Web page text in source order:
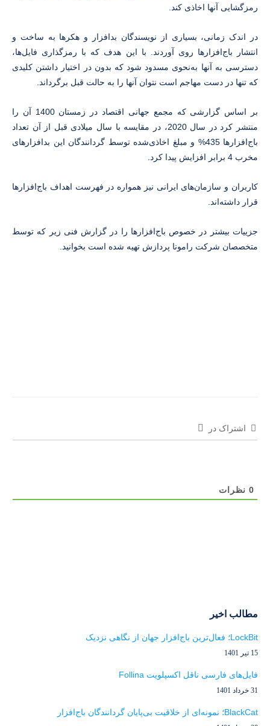
رمزگشایی آنها اخاذی کند.
در اندک زمانی، بسیاری از نویسندگان بدافزار و هکرها به ساخت و
انتشار باج‌افزارها روی آوردند. با این هدف که با رمزگذاری فایل‌ها،
دسترسی به آنها به‌نحوی مسدود شود که بدون در اختیار داشتن کلیدی
که تنها در دست مهاجم است نتوان آنها را به حالت قبل برگرداند.
بر اساس گزارشی که مجمع جهانی اقتصاد در زمستان 1400 آن را
منتشر کرد در سال 2020، در مقایسه با سال میلادی قبل از آن تعداد
باج‌افزارها 435% و مبلغ اخاذی‌شده توسط گردانندگان این بدافزارهای
مخرب 4 برابر افزایش پیدا کرد.
کاربران و سازمان‌های ایرانی نیز همواره در فهرست اهداف باج‌افزارها
قرار داشته‌اند.
جزییات بیشتر در خصوص باج‌افزارها را در گزارش فنی زیر که توسط
متخصصان شرکت رامونا پردازش تهیه شده است بخوانید.
اشتراک در
0 نظرات
مطالب اخیر
LockBit؛ فعال‌ترین باج‌افزار جهان از نگاهی نزدیک
15 تیر 1401
فایل‌های فارسی ناقل اکسپلویت Follina
31 خرداد 1401
BlackCat؛ نمونه‌ای از خلاقیت بی‌پایان گردانندگان باج‌افزار